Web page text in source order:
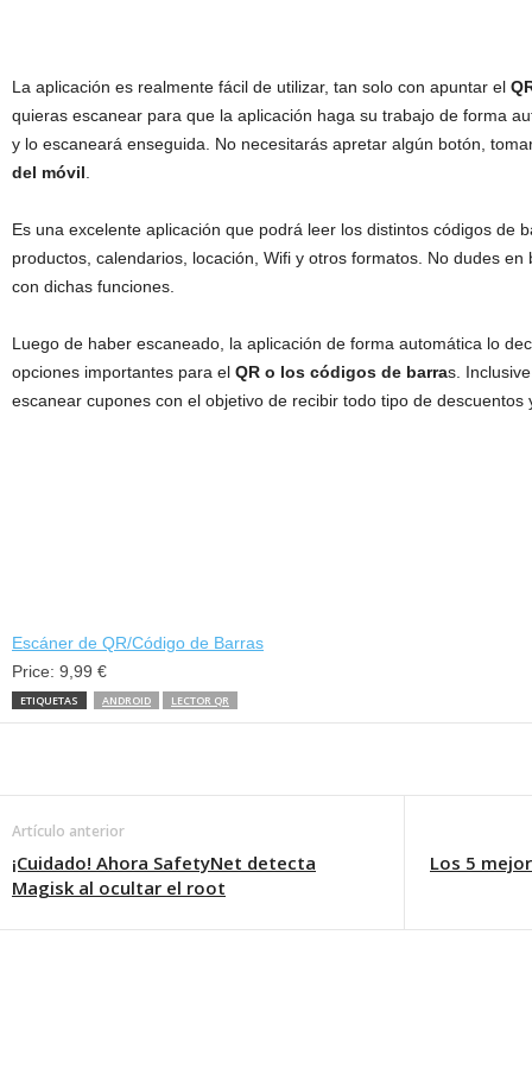
La aplicación es realmente fácil de utilizar, tan solo con apuntar el
quieras escanear para que la aplicación haga su trabajo de forma
y lo escaneará enseguida. No necesitarás apretar algún botón,
del móvil
Es una excelente aplicación que podrá leer los distintos códigos de
productos, calendarios, locación, Wifi y otros formatos. No dudes
con dichas funciones.
Luego de haber escaneado, la aplicación de forma automática lo
opciones importantes para el QR o los códigos de barras.
escanear cupones con el objetivo de recibir todo tipo de
Escáner de QR/Código de Barras
Price: 9,99 €
ETIQUETAS ANDROID LECTOR QR
Artículo anterior
¡Cuidado! Ahora SafetyNet detecta
Magisk al ocultar el root
Los 5